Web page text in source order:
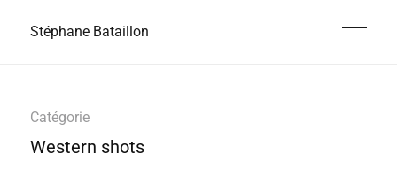
Stéphane Bataillon
Catégorie
Western shots